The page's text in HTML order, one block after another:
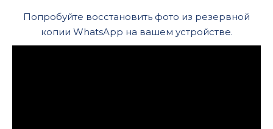
Попробуйте восстановить фото из резервной
копии WhatsApp на вашем устройстве.